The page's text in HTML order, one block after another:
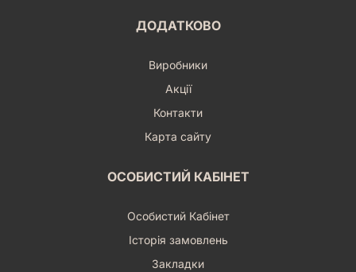
ДОДАТКОВО
Виробники
Акції
Контакти
Карта сайту
ОСОБИСТИЙ КАБІНЕТ
Особистий Кабінет
Історія замовлень
Закладки